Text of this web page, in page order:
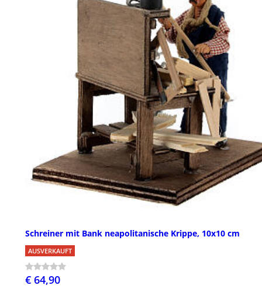
Schreiner mit Bank neapolitanische Krippe, 10x10 cm
AUSVERKAUFT
€ 64,90